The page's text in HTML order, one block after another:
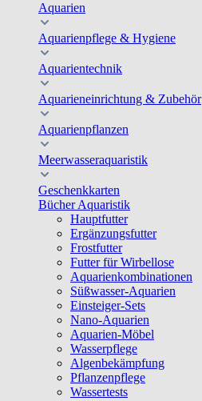
Aquarien
Aquarienpflege & Hygiene
Aquarientechnik
Aquarieneinrichtung & Zubehör
Aquarienpflanzen
Meerwasseraquaristik
Geschenkkarten
Bücher Aquaristik
Hauptfutter
Ergänzungsfutter
Frostfutter
Futter für Wirbellose
Aquarienkombinationen
Süßwasser-Aquarien
Einsteiger-Sets
Nano-Aquarien
Aquarien-Möbel
Wasserpflege
Algenbekämpfung
Pflanzenpflege
Wassertests